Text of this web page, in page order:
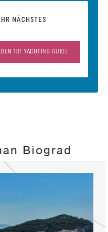
NÄCHSTES
101 YACHTING GUIDE
Biograd